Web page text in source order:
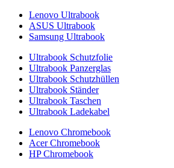
Lenovo Ultrabook
ASUS Ultrabook
Samsung Ultrabook
Ultrabook Schutzfolie
Ultrabook Panzerglas
Ultrabook Schutzhüllen
Ultrabook Ständer
Ultrabook Taschen
Ultrabook Ladekabel
Lenovo Chromebook
Acer Chromebook
HP Chromebook